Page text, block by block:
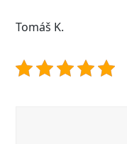
Tomáš K.